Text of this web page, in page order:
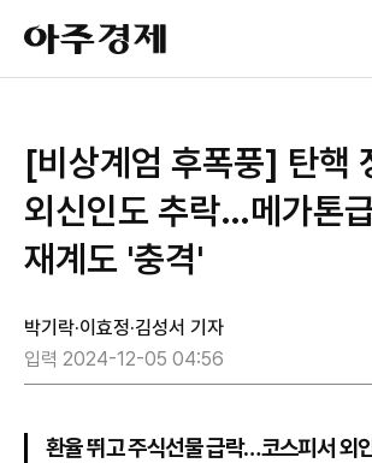
아
주
경
[비상계엄 후폭풍] 탄핵
외신인도 추락…메가톤
재계도 '충격'
박기락·이효정·김성서 기자
입력 2024-12-05 04:56
환율 뛰고 주식선물 급락…코스피서